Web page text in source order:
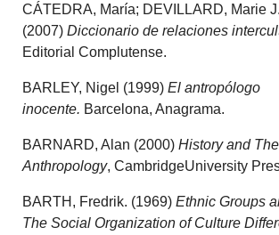
CÁTEDRA, María; DEVILLARD, Marie
(2007)Diccionario de relaciones
Editorial Complutense.
BARLEY, Nigel (1999)El antropólogo
inocente. Barcelona, Anagrama.
BARNARD, Alan (2000)History and
Anthropology, CambridgeUniversity
BARTH, Fredrik. (1969)Ethnic Groups
The Social Organization of Culture